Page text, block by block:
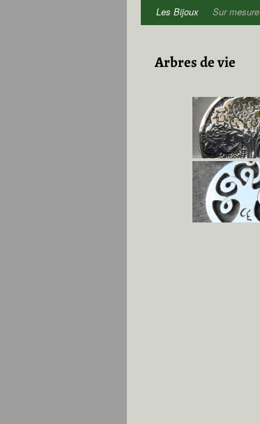
Aller
contenu
Les Bijoux Sur mesure
Arbres de vie